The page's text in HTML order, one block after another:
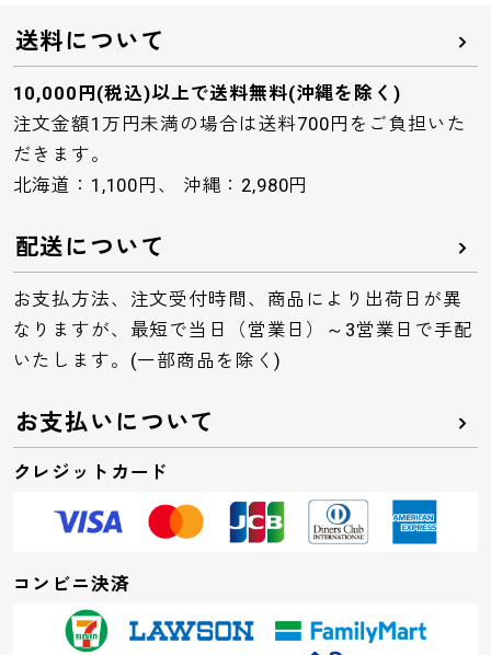
送料について
10,000円(税込)以上で送料無料(沖縄を除く)
注文金額1万円未満の場合は送料700円をご負担いた
だきます。
北海道：1,100円、 沖縄：2,980円
配送について
お支払方法、注文受付時間、商品により出荷日が異
なりますが、最短で当日（営業日）～3営業日で手配
いたします。(一部商品を除く)
お支払いについて
クレジットカード
コンビニ決済